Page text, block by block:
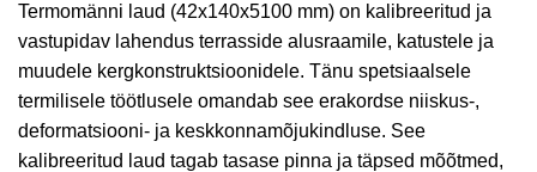
Termomänni laud (42x140x5100 mm) on kalibreeritud ja
vastupidav lahendus terrasside alusraamile, katustele ja
muudele kergkonstruktsioonidele. Tänu spetsiaalsele
termilisele töötlusele omandab see erakordse niiskus-,
deformatsiooni- ja keskkonnamõjukindluse. See
kalibreeritud laud tagab tasase pinna ja täpsed mõõtmed,